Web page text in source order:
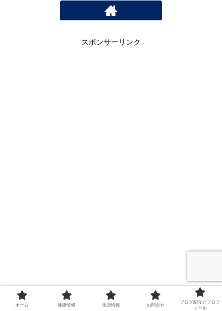
スポンサーリンク
ホーム 健康情報 生活情報 お問合せ
ブログ紹介とプロフ
ィール